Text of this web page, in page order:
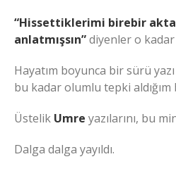
“Hissettiklerimi birebir
anlatmışsın”diyenler o
Hayatım boyunca bir sürü yazı
bu kadar olumlu tepki aldığım
Üstelik Umre yazılarını, bu
Dalga dalga yayıldı.